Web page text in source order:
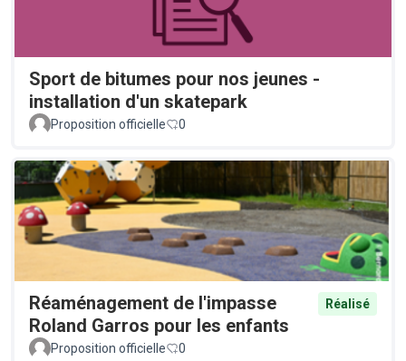
Sport de bitumes pour nos jeunes -
installation d'un skatepark
Proposition officielle 0
Réaménagement de l'impasse
Roland Garros pour les enfants
Réalisé
Proposition officielle 0